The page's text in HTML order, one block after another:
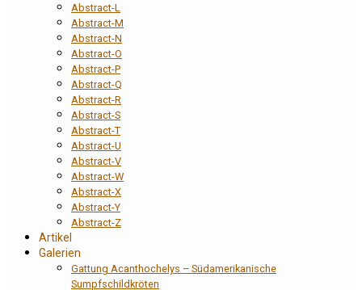
Abstract-L
Abstract-M
Abstract-N
Abstract-O
Abstract-P
Abstract-Q
Abstract-R
Abstract-S
Abstract-T
Abstract-U
Abstract-V
Abstract-W
Abstract-X
Abstract-Y
Abstract-Z
Artikel
Galerien
Gattung Acanthochelys – Südamerikanische
Sumpfschildkröten